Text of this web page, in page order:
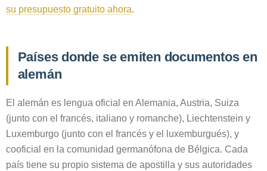
su presupuesto gratuito ahora.
Países donde se emiten documentos en
alemán
El alemán es lengua oficial en Alemania, Austria, Suiza
(junto con el francés, italiano y romanche), Liechtenstein y
Luxemburgo (junto con el francés y el luxemburgués), y
cooficial en la comunidad germanófona de Bélgica. Cada
país tiene su propio sistema de apostilla y sus autoridades